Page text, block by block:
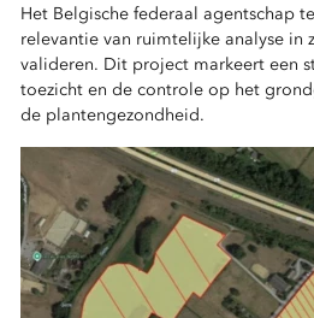
Het Belgische federaal agentschap
relevantie van ruimtelijke analyse in
valideren. Dit project markeert een
toezicht en de controle op het
de plantengezondheid.